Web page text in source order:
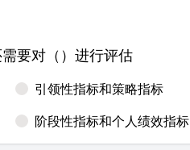
要对（）进行评估
引领性指标和策略指标
阶段性指标和个人绩效指标